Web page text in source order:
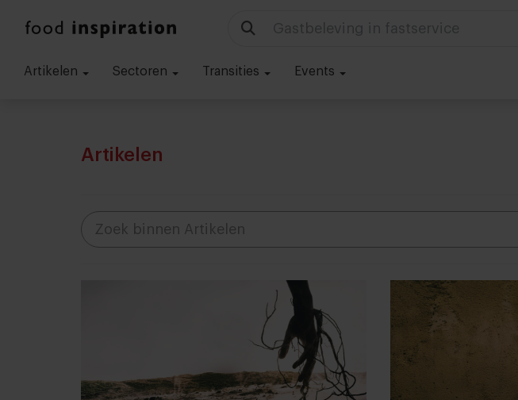
Technologie in foodservice
Artikelen Sectoren Transities Events
Artikelen